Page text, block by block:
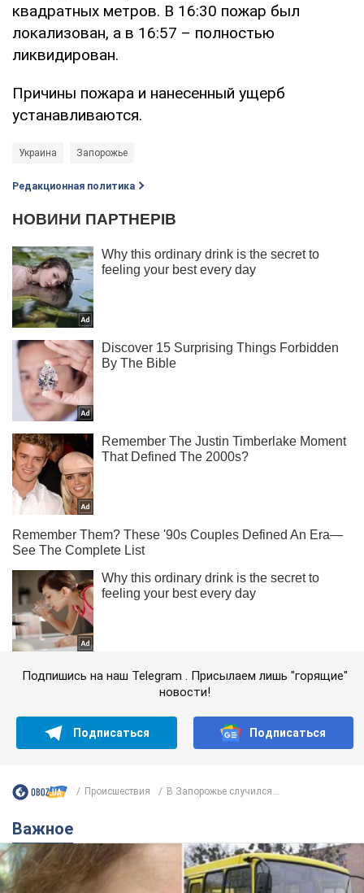
квадратных метров. В 16:30 пожар был
локализован, а в 16:57 – полностью
ликвидирован.
Причины пожара и нанесенный ущерб
устанавливаются.
Украина Запорожье
Редакционная политика
Подпишись на наш Telegram . Присылаем лишь "горящие"
новости!
Подписаться Подписаться
Происшествия В Запорожье случился...
Важное